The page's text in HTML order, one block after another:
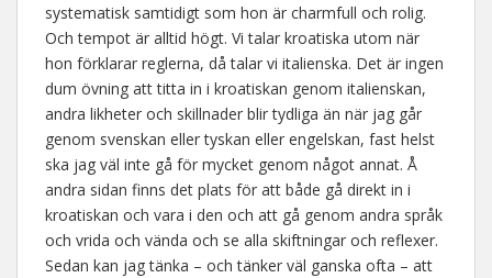
systematisk samtidigt som hon är charmfull och rolig.
Och tempot är alltid högt. Vi talar kroatiska utom när
hon förklarar reglerna, då talar vi italienska. Det är ingen
dum övning att titta in i kroatiskan genom italienskan,
andra likheter och skillnader blir tydliga än när jag går
genom svenskan eller tyskan eller engelskan, fast helst
ska jag väl inte gå för mycket genom något annat. Å
andra sidan finns det plats för att både gå direkt in i
kroatiskan och vara i den och att gå genom andra språk
och vrida och vända och se alla skiftningar och reflexer.
Sedan kan jag tänka – och tänker väl ganska ofta – att